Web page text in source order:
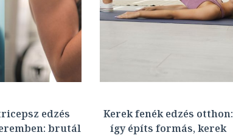
edzés
brutál
Kerek fenék edzés otthon:
így építs formás, kerek